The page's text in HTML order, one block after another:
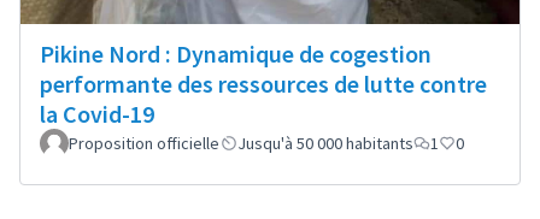
Pikine Nord : Dynamique de cogestion
performante des ressources de lutte contre
la Covid-19
Proposition officielle Jusqu'à 50 000 habitants 1 0